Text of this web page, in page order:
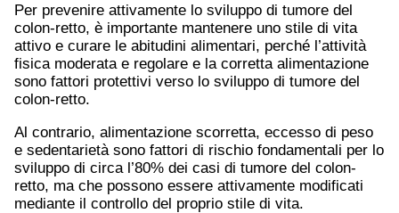
Per prevenire attivamente lo sviluppo di tumore del
colon-retto, è importante mantenere uno stile di vita
attivo e curare le abitudini alimentari, perché l’attività
fisica moderata e regolare e la corretta alimentazione
sono fattori protettivi verso lo sviluppo di tumore del
colon-retto.
Al contrario, alimentazione scorretta, eccesso di peso
e sedentarietà sono fattori di rischio fondamentali per lo
sviluppo di circa l’80% dei casi di tumore del colon-
retto, ma che possono essere attivamente modificati
mediante il controllo del proprio stile di vita.